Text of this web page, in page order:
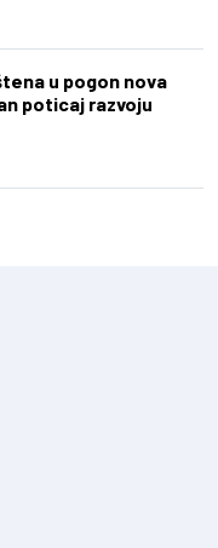
u pogon nova
poticaj razvoju